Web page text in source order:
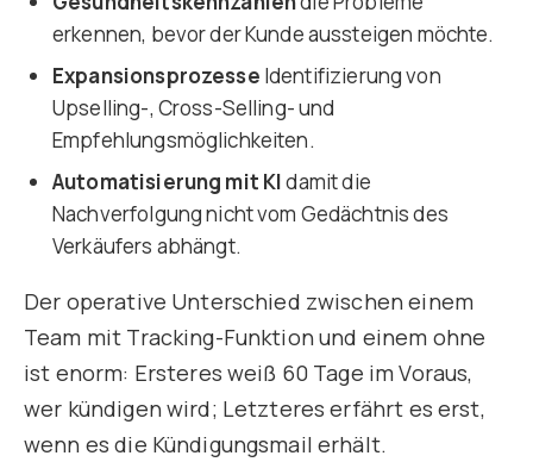
erkennen, bevor der Kunde aussteigen möchte.
Expansionsprozesse Identifizierung von
Upselling-, Cross-Selling- und
Empfehlungsmöglichkeiten.
Automatisierung mit KIdamit die
Nachverfolgung nicht vom Gedächtnis des
Verkäufers abhängt.
Der operative Unterschied zwischen einem
Team mit Tracking-Funktion und einem ohne
ist enorm: Ersteres weiß 60 Tage im Voraus,
wer kündigen wird; Letzteres erfährt es erst,
wenn es die Kündigungsmail erhält.